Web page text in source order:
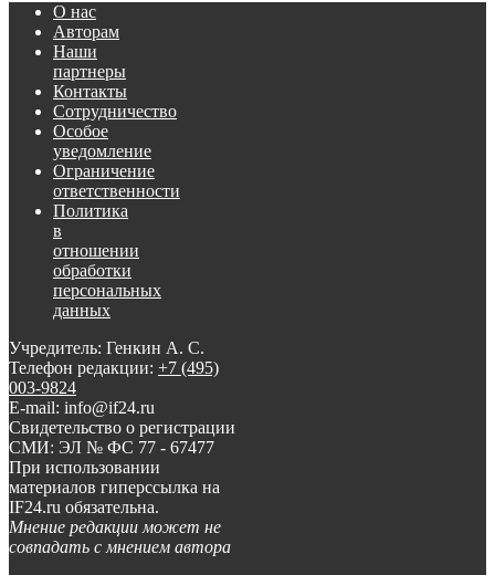
О нас
Авторам
Наши
партнеры
Контакты
Сотрудничество
Особое
уведомление
Ограничение
ответственности
Политика
в
отношении
обработки
персональных
данных
Учредитель: Генкин А. С.
Телефон редакции: +7 (495)
003-9824
E-mail: info@if24.ru
Свидетельство о регистрации
СМИ: ЭЛ № ФС 77 - 67477
При использовании
материалов гиперссылка на
IF24.ru обязательна.
Мнение редакции может не
совпадать с мнением автора